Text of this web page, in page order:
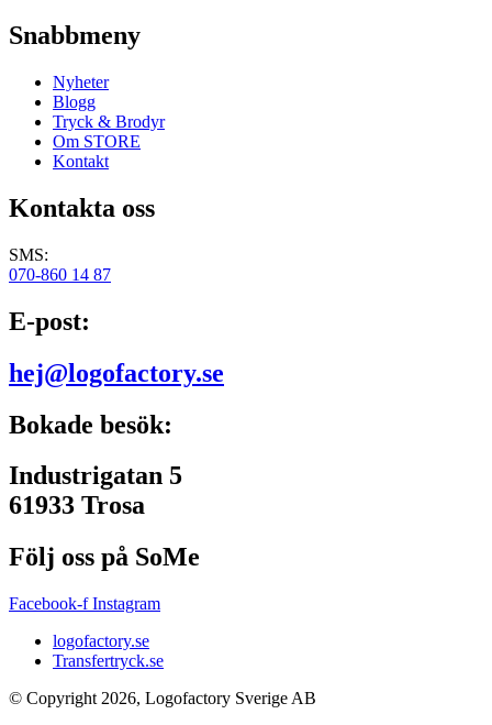
Snabbmeny
Nyheter
Blogg
Tryck & Brodyr
Om STORE
Kontakt
Kontakta oss
SMS:
070-860 14 87
E-post:
hej@logofactory.se
Bokade besök:
Industrigatan 5
61933 Trosa
Följ oss på SoMe
Facebook-f Instagram
logofactory.se
Transfertryck.se
© Copyright 2026, Logofactory Sverige AB